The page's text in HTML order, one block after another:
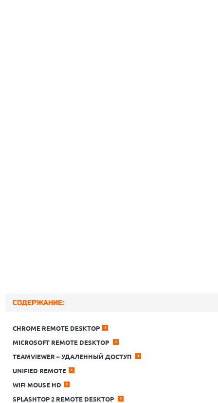
СОДЕРЖАНИЕ:
CHROME REMOTE DESKTOP
MICROSOFT REMOTE DESKTOP
TEAMVIEWER – УДАЛЕННЫЙ ДОСТУП
UNIFIED REMOTE
WIFI MOUSE HD
SPLASHTOP 2 REMOTE DESKTOP